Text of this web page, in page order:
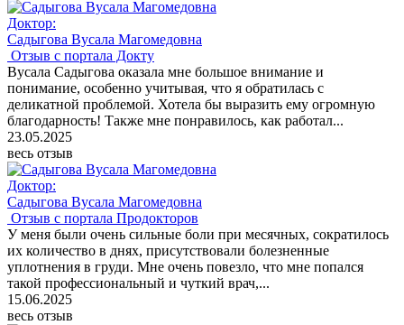
Доктор:
Садыгова Вусала Магомедовна
Отзыв с портала Докту
Вусала Садыгова оказала мне большое внимание и
понимание, особенно учитывая, что я обратилась с
деликатной проблемой. Хотела бы выразить ему огромную
благодарность! Также мне понравилось, как работал...
23.05.2025
весь отзыв
Доктор:
Садыгова Вусала Магомедовна
Отзыв с портала Продокторов
У меня были очень сильные боли при месячных, сократилось
их количество в днях, присутствовали болезненные
уплотнения в груди. Мне очень повезло, что мне попался
такой профессиональный и чуткий врач,...
15.06.2025
весь отзыв